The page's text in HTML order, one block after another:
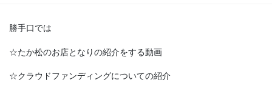
勝手口では
☆たか松のお店となりの紹介をする動画
☆クラウドファンディングについての紹介